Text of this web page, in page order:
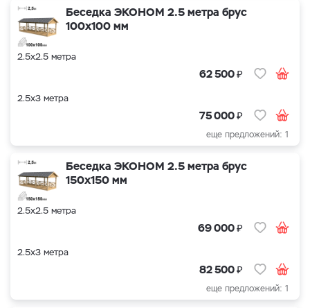
Беседка ЭКОНОМ 2.5 метра брус
100х100 мм
2.5х2.5 метра
62 500₽
2.5х3 метра
75 000₽
еще предложений: 1
Беседка ЭКОНОМ 2.5 метра брус
150х150 мм
2.5х2.5 метра
69 000₽
2.5х3 метра
82 500₽
еще предложений: 1